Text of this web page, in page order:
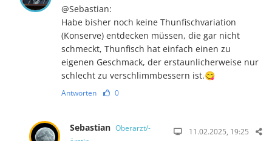
@Sebastian:
Habe bisher noch keine Thunfischvariation
(Konserve) entdecken müssen, die gar nicht
schmeckt, Thunfisch hat einfach einen zu
eigenen Geschmack, der erstaunlicherweise nur
schlecht zu verschlimmbessern ist.😋
Antworten 0
Sebastian Oberarzt/-
11.02.2025, 19:25